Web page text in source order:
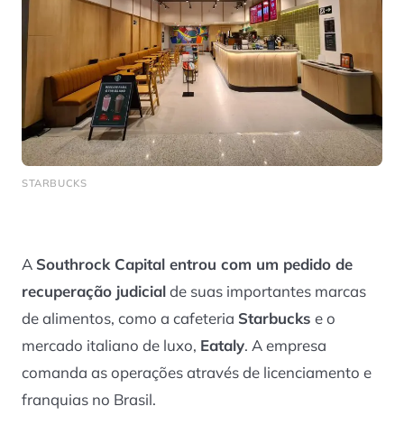
STARBUCKS
A Southrock Capital entrou com um pedido de
recuperação judicialde suas importantes marcas
de alimentos, como a cafeteria Starbucks e o
mercado italiano de luxo, Eataly. A empresa
comanda as operações através de licenciamento e
franquias no Brasil.